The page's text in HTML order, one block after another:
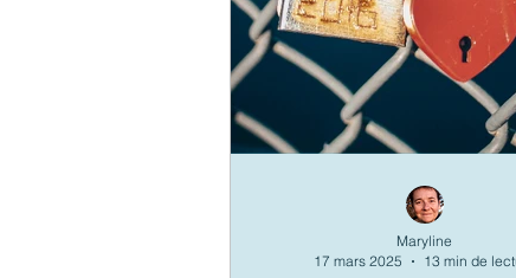
Maryline
17 mars 2025
13 min de